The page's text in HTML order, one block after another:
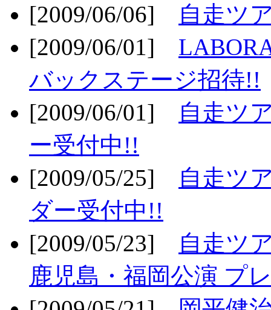
[2009/06/06]
自走ツ
[2009/06/01]
バックステージ招待!!
[2009/06/01]
自走ツ
ー受付中!!
[2009/05/25]
自走ツ
ダー受付中!!
[2009/05/23]
自走ツ
鹿児島・福岡公演 プ